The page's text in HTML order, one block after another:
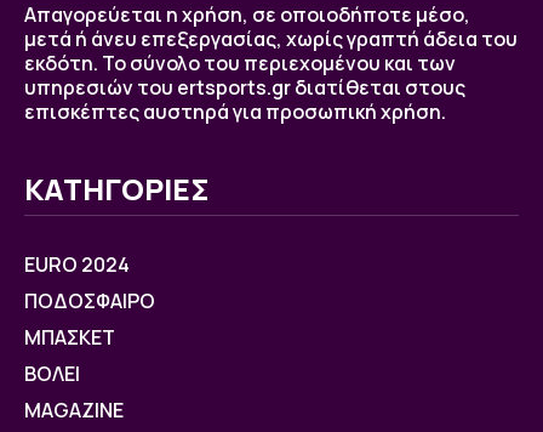
Απαγορεύεται η χρήση, σε οποιοδήποτε μέσο,
μετά ή άνευ επεξεργασίας, χωρίς γραπτή άδεια του
εκδότη. Το σύνολο του περιεχομένου και των
υπηρεσιών του ertsports.gr διατίθεται στους
επισκέπτες αυστηρά για προσωπική χρήση.
ΚΑΤΗΓΟΡΙΕΣ
EURO 2024
ΠΟΔΟΣΦΑΙΡΟ
ΜΠΑΣΚΕΤ
ΒOΛΕΙ
MAGAZINE